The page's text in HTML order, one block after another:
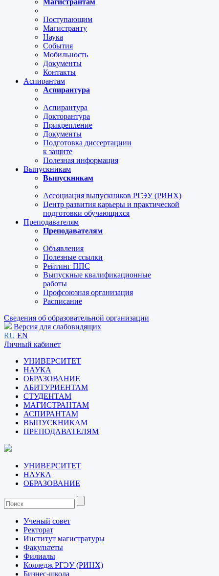
Магистрантам
Поступающим
Магистранту
Наука
События
Мобильность
Документы
Контакты
Аспирантам
Аспирантура
Аспирантура
Докторантура
Прикрепление
Документы
Подготовка диссертациии
к защите
Полезная информация
Выпускникам
Выпускникам
Ассоциация выпускников РГЭУ (РИНХ)
Центр развития карьеры и практической
подготовки обучающихся
Преподавателям
Преподавателям
Объявления
Полезные ссылки
Рейтинг ППС
Выпускные квалификационные
работы
Профсоюзная организация
Расписание
Сведения об образовательной организации
Версия для слабовидящих
RU EN
Личный кабинет
УНИВЕРСИТЕТ
НАУКА
ОБРАЗОВАНИЕ
АБИТУРИЕНТАМ
СТУДЕНТАМ
МАГИСТРАНТАМ
АСПИРАНТАМ
ВЫПУСКНИКАМ
ПРЕПОДАВАТЕЛЯМ
УНИВЕРСИТЕТ
НАУКА
ОБРАЗОВАНИЕ
Ученый совет
Ректорат
Институт магистратуры
Факультеты
Филиалы
Колледж РГЭУ (РИНХ)
Бизнес-школа